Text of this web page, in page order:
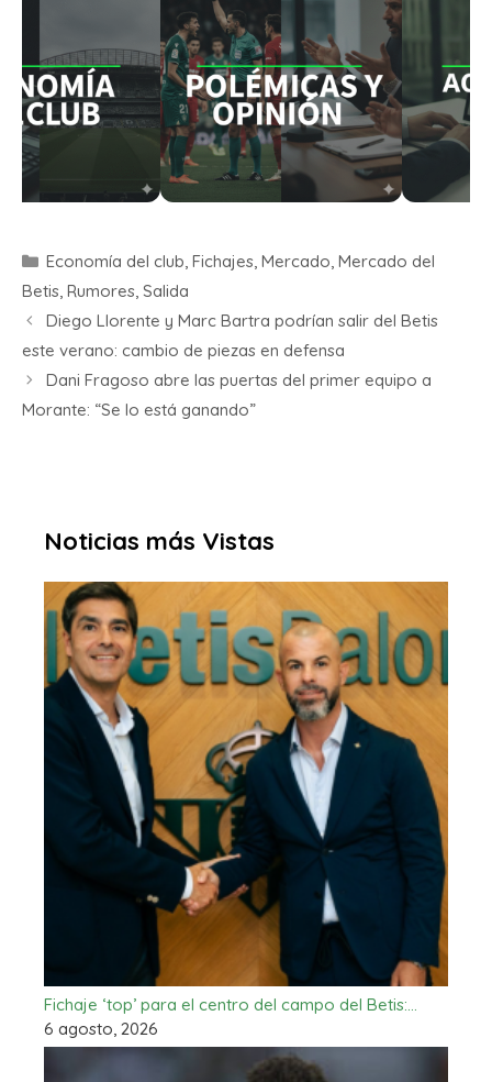
Economía del club, Fichajes, Mercado, Mercado del
Betis, Rumores, Salida
Diego Llorente y Marc Bartra podrían salir del Betis
este verano: cambio de piezas en defensa
Dani Fragoso abre las puertas del primer equipo a
Morante: “Se lo está ganando”
Noticias más Vistas
Fichaje ‘top’ para el centro del campo del Betis:…
6 agosto, 2026